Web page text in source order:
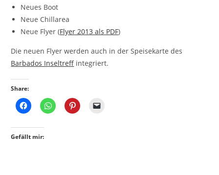
Neues Boot
Neue Chillarea
Neue Flyer (Flyer 2013 als PDF)
Die neuen Flyer werden auch in der Speisekarte des
Barbados Inseltreff integriert.
Share:
Gefällt mir: